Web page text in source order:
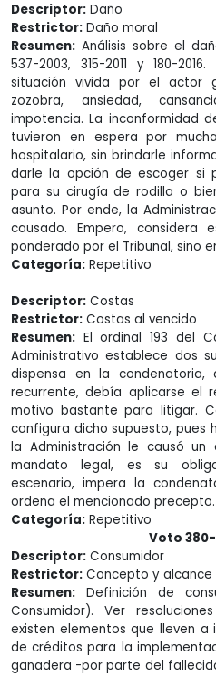
Descriptor: Daño
Restrictor: Daño moral
Resumen: Análisis sobre el
537-2003, 315-2011 y 180-
situación vivida por el actor
zozobra, ansiedad,
impotencia. La inconformidad
tuvieron en espera por
hospitalario, sin brindarle
darle la opción de escoger si
para su cirugía de rodilla o
asunto. Por ende, la
causado. Empero,
ponderado por el Tribunal, sino
Categoría: Repetitivo
Descriptor: Costas
Restrictor: Costas al vencido
Resumen: El ordinal 193 del
Administrativo establece dos
dispensa en la condenatoria,
recurrente, debía aplicarse el
motivo bastante para litigar.
configura dicho supuesto, pues
la Administración le causó
mandato legal, es su
escenario, impera la
ordena el mencionado precepto.
Categoría: Repetitivo
Voto 380-
Descriptor: Consumidor
Restrictor: Concepto y alcance
Resumen: Definición de
Consumidor). Ver
existen elementos que lleven
de créditos para la
ganadera -por parte del